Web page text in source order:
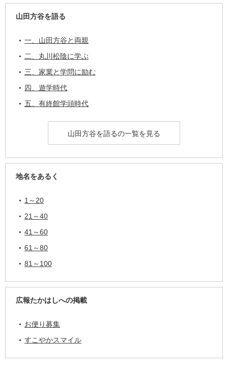
山田方谷を語る
一、山田方谷と両親
二、丸川松陰に学ぶ
三、家業と学問に励む
四、遊学時代
五、有終館学頭時代
山田方谷を語るの一覧を見る
地名をあるく
1～20
21～40
41～60
61～80
81～100
広報たかはしへの掲載
お便り募集
すこやかスマイル